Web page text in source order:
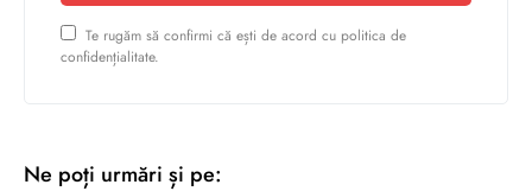
Te rugăm să confirmi că ești de acord cu politica de
confidențialitate.
Ne poți urmări și pe: